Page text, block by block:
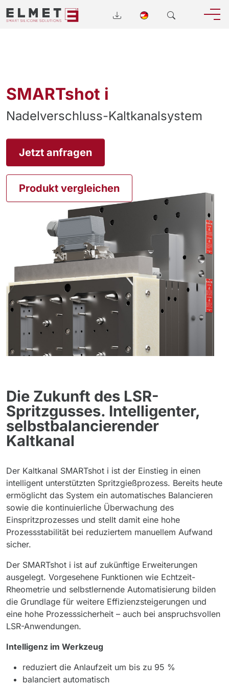
SMARTshot i
Nadelverschluss-Kaltkanalsystem
Jetzt anfragen
Produkt vergleichen
Die Zukunft des LSR-
Spritzgusses. Intelligenter,
selbstbalancierender
Kaltkanal
Der Kaltkanal SMARTshot i ist der Einstieg in einen
intelligent unterstützten Spritzgießprozess. Bereits heute
ermöglicht das System ein automatisches Balancieren
sowie die kontinuierliche Überwachung des
Einspritzprozesses und stellt damit eine hohe
Prozessstabilität bei reduziertem manuellem Aufwand
sicher.
Der SMARTshot i ist auf zukünftige Erweiterungen
ausgelegt. Vorgesehene Funktionen wie Echtzeit-
Rheometrie und selbstlernende Automatisierung bilden
die Grundlage für weitere Effizienzsteigerungen und
eine hohe Prozesssicherheit – auch bei anspruchsvollen
LSR-Anwendungen.
Intelligenz im Werkzeug
reduziert die Anlaufzeit um bis zu 95 %
balanciert automatisch